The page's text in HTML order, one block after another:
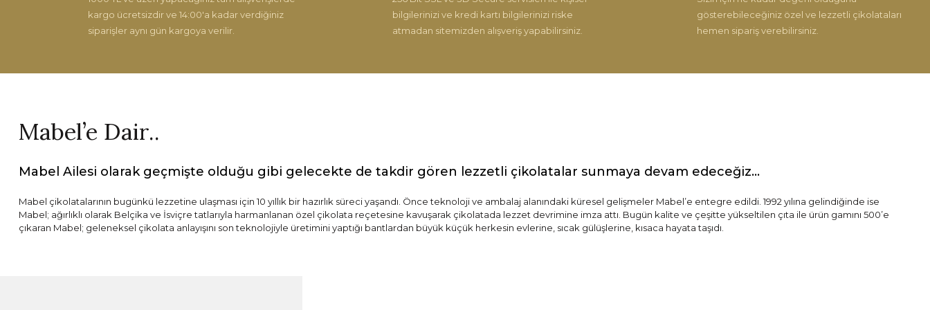
kargo ücretsizdir ve 14:00'a kadar verdiğiniz
siparişler aynı gün kargoya verilir.
bilgilerinizi ve kredi kartı bilgilerinizi riske
atmadan sitemizden alışveriş yapabilirsiniz.
gösterebileceğiniz özel ve lezzetli çikolataları
hemen sipariş verebilirsiniz.
Mabel’e Dair..
Mabel Ailesi olarak geçmişte olduğu gibi gelecekte de takdir gören lezzetli çikolatalar sunmaya devam edeceğiz...
Mabel çikolatalarının bugünkü lezzetine ulaşması için 10 yıllık bir hazırlık süreci yaşandı. Önce teknoloji ve ambalaj alanındaki küresel gelişmeler Mabel’e entegre edildi. 1992 yılına gelindiğinde ise
Mabel; ağırlıklı olarak Belçika ve İsviçre tatlarıyla harmanlanan özel çikolata reçetesine kavuşarak çikolatada lezzet devrimine imza attı. Bugün kalite ve çeşitte yükseltilen çıta ile ürün gamını 500’e
çıkaran Mabel; geleneksel çikolata anlayışını son teknolojiyle üretimini yaptığı bantlardan büyük küçük herkesin evlerine, sıcak gülüşlerine, kısaca hayata taşıdı.